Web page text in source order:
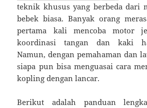
teknik khusus yang berbeda dari
bebek biasa. Banyak orang
pertama kali mencoba motor
koordinasi tangan dan kaki
Namun, dengan pemahaman dan
siapa pun bisa menguasai cara
kopling dengan lancar.
Berikut adalah panduan